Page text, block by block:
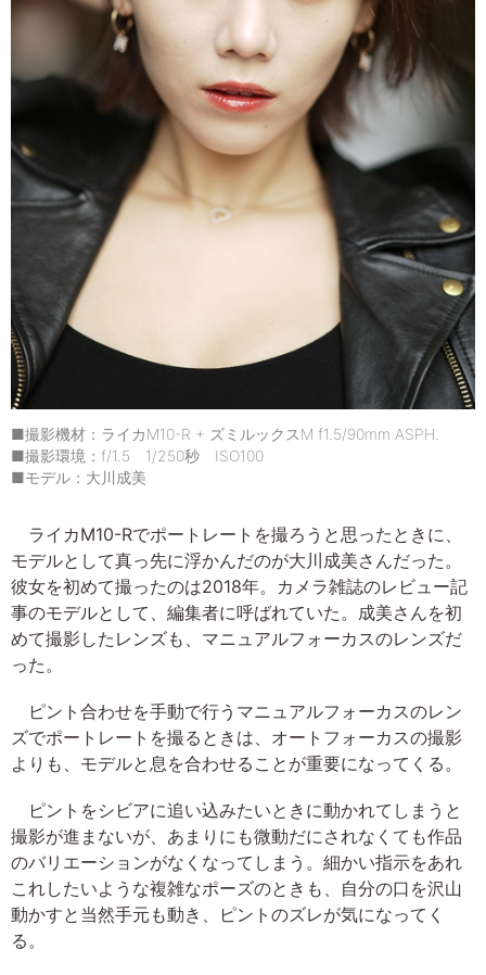
■撮影機材：ライカM10-R + ズミルックスM f1.5/90mm ASPH.
■撮影環境：f/1.5 1/250秒 ISO100
■モデル：大川成美
ライカM10-Rでポートレートを撮ろうと思ったときに、
モデルとして真っ先に浮かんだのが大川成美さんだった。
彼女を初めて撮ったのは2018年。カメラ雑誌のレビュー記
事のモデルとして、編集者に呼ばれていた。成美さんを初
めて撮影したレンズも、マニュアルフォーカスのレンズだ
った。
ピント合わせを手動で行うマニュアルフォーカスのレン
ズでポートレートを撮るときは、オートフォーカスの撮影
よりも、モデルと息を合わせることが重要になってくる。
ピントをシビアに追い込みたいときに動かれてしまうと
撮影が進まないが、あまりにも微動だにされなくても作品
のバリエーションがなくなってしまう。細かい指示をあれ
これしたいような複雑なポーズのときも、自分の口を沢山
動かすと当然手元も動き、ピントのズレが気になってく
る。